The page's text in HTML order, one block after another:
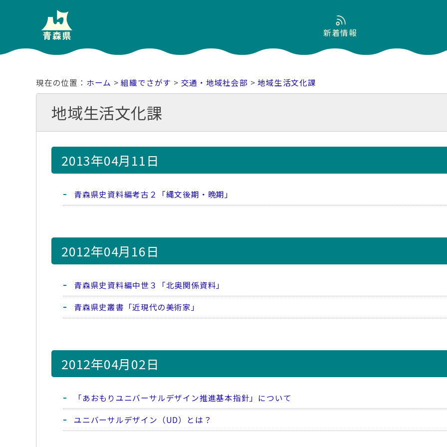
新着情報
ホーム >組織でさがす > 交通・地域社会部 >地域生活文化課
地域生活文化課
2013年04月11日
青森県史資料編考古２「縄文後期・晩期」
2012年04月16日
青森県史資料編中世３「北奥関係資料」
青森県史叢書「近現代の美術家」
2012年04月02日
「あおもりユニバーサルデザイン推進基本指針」について
ユニバーサルデザイン（UD）とは？